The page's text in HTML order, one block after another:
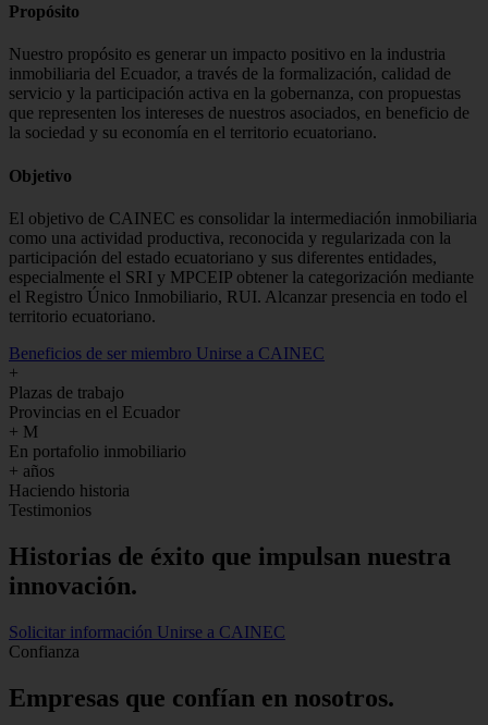
Propósito
Nuestro propósito es generar un impacto positivo en la industria
inmobiliaria del Ecuador, a través de la formalización, calidad de
servicio y la participación activa en la gobernanza, con propuestas
que representen los intereses de nuestros asociados, en beneficio de
la sociedad y su economía en el territorio ecuatoriano.
Objetivo
El objetivo de CAINEC es consolidar la intermediación inmobiliaria
como una actividad productiva, reconocida y regularizada con la
participación del estado ecuatoriano y sus diferentes entidades,
especialmente el SRI y MPCEIP obtener la categorización mediante
el Registro Único Inmobiliario, RUI. Alcanzar presencia en todo el
territorio ecuatoriano.
Beneficios de ser miembro Unirse a CAINEC
+
Plazas de trabajo
Provincias en el Ecuador
+ M
En portafolio inmobiliario
+ años
Haciendo historia
Testimonios
Historias de éxito que impulsan nuestra
innovación.
Solicitar información Unirse a CAINEC
Confianza
Empresas que confían en nosotros.